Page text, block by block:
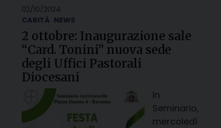
02/10/2024
CARITÀ NEWS
2 ottobre: Inaugurazione sale
“Card. Tonini” nuova sede
degli Uffici Pastorali
Diocesani
In
Seminario,
mercoledì